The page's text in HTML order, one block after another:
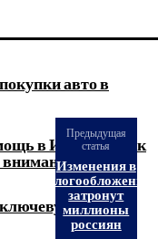
авто в
в Ижевске: как
внимания
роль в
Предыдущая
статья
Изменения в
налогообложении
затронут
миллионы
россиян